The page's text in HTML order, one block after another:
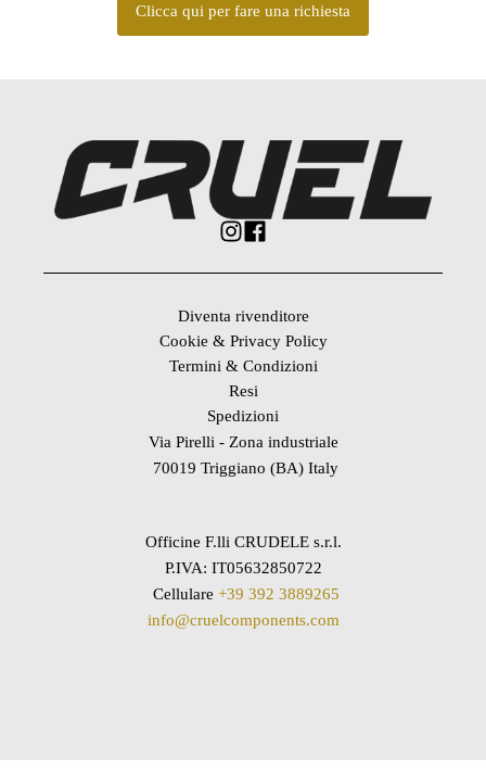
Clicca qui per fare una richiesta
Diventa rivenditore
Cookie & Privacy Policy
Termini & Condizioni
Resi
Spedizioni
Via Pirelli - Zona industriale
70019 Triggiano (BA) Italy
Officine F.lli CRUDELE s.r.l.
P.IVA: IT05632850722
Cellulare +39 392 3889265
info@cruelcomponents.com